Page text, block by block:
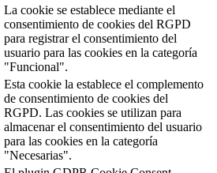
La cookie se establece mediante el
consentimiento de cookies del RGPD
para registrar el consentimiento del
usuario para las cookies en la categoría
"Funcional".
Esta cookie la establece el complemento
de consentimiento de cookies del
RGPD. Las cookies se utilizan para
almacenar el consentimiento del usuario
para las cookies en la categoría
"Necesarias".